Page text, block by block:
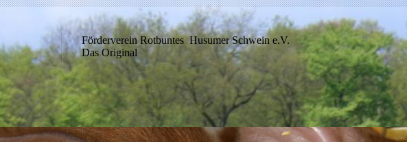
Förderverein Rotbuntes Husumer Schwein e.V.
Das Original